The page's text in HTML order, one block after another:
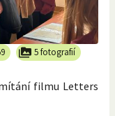
5 fotografií
filmu Letters